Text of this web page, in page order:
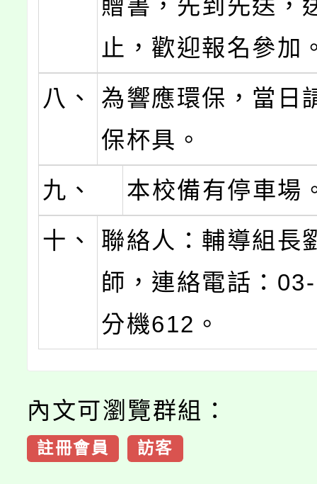
贈書，先到先送，
止，歡迎報名參加
八、
為響應環保，當日
保杯具。
九、
本校備有停車場
十、
聯絡人：輔導組長
師，連絡電話：
分機612。
內文可瀏覽群組：
註冊會員 訪客